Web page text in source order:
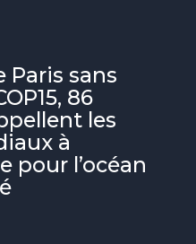
Paris sans
86
les
à
pour l’océan